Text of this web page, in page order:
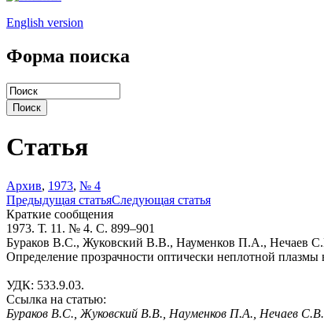
English version
Форма поиска
Статья
Архив, 1973, № 4
Предыдущая статьяСледующая статья
Краткие сообщения
1973. Т. 11. № 4. С. 899–901
Бураков В.С., Жуковский В.В., Науменков П.А., Нечаев
Определение прозрачности оптически неплотной
УДК: 533.9.03.
Ссылка на статью:
Бураков В.С., Жуковский В.В., Науменков П.А., Нечаев